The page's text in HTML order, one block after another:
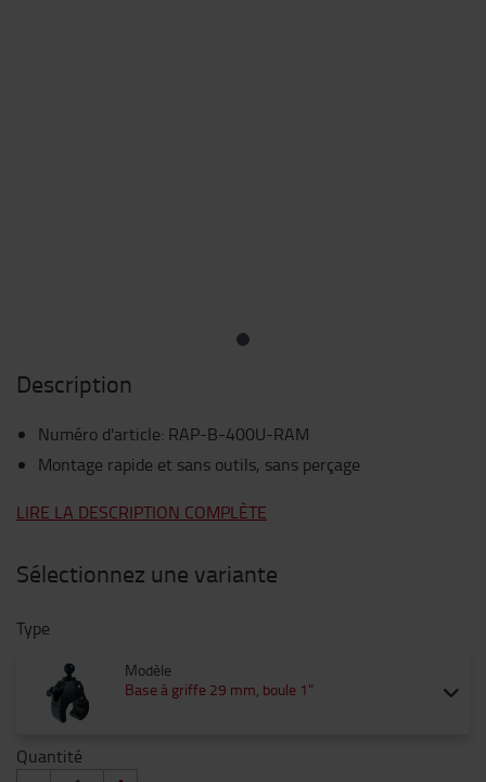
Description
Numéro d'article: RAP-B-400U-RAM
Montage rapide et sans outils, sans perçage
LIRE LA DESCRIPTION COMPLÈTE
Sélectionnez une variante
Type
Modèle
Base à griffe 29 mm, boule 1"
Quantité